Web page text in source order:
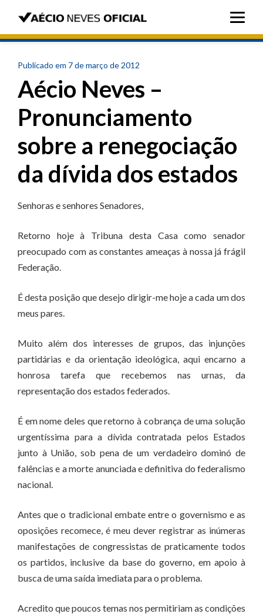
Publicado em 7 de março de 2012
Aécio Neves –
Pronunciamento
sobre a renegociação
da dívida dos estados
Senhoras e senhores Senadores,
Retorno hoje à Tribuna desta Casa como senador
preocupado com as constantes ameaças à nossa já frágil
Federação.
É desta posição que desejo dirigir-me hoje a cada um dos
meus pares.
Muito além dos interesses de grupos, das injunções
partidárias e da orientação ideológica, aqui encarno a
honrosa tarefa que recebemos nas urnas, da
representação dos estados federados.
É em nome deles que retorno à cobrança de uma solução
urgentíssima para a dívida contratada pelos Estados
junto à União, sob pena de um verdadeiro dominó de
falências e a morte anunciada e definitiva do federalismo
nacional.
Antes que o tradicional embate entre o governismo e as
oposições recomece, é meu dever registrar as inúmeras
manifestações de congressistas de praticamente todos
os partidos, inclusive da base do governo, em apoio à
busca de uma saída imediata para o problema.
Acredito que poucos temas nos permitiriam as condições